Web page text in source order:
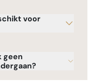
voor
geen